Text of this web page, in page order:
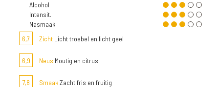
Alcohol
Intensit.
Nasmaak
6,7
Zicht Licht troebel en licht geel
6,9 Neus Moutig en citrus
7,8 SmaakZacht fris en fruitig